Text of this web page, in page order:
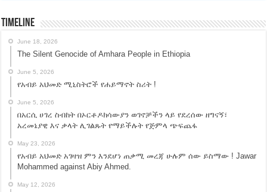
Timeline
June 18, 2026
The Silent Genocide of Amhara People in Ethiopia
June 5, 2026
የአብይ አህመድ ሚኒስትሮች የሐይማኖት ስሪት !
June 5, 2026
በአርሲ ሀገረ ስብከት በኦርቶዶክሳውያን ወገኖቻችን ላይ የደረሰው ዘግናኝ፣
አረመኔያዊ እና ቃላት ሊገልጹት የማይችሉት የጅምላ ጭፍጨፋ
May 23, 2026
የአብይ አህመድ አገዛዝ ምን እንደሆነ ጠቃሚ መረጃ ሁሉም ሰው ይስማው ! Jawar
Mohammed against Abiy Ahmed.
May 12, 2026